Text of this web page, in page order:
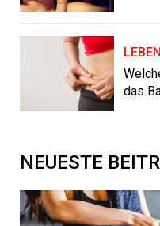
das
NEUESTE